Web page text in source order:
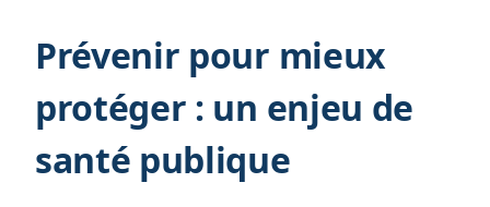
Prévenir pour mieux
protéger : un enjeu de
santé publique